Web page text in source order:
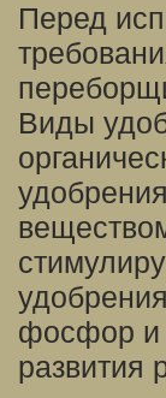
Перед
Виды
фосфор и
развития